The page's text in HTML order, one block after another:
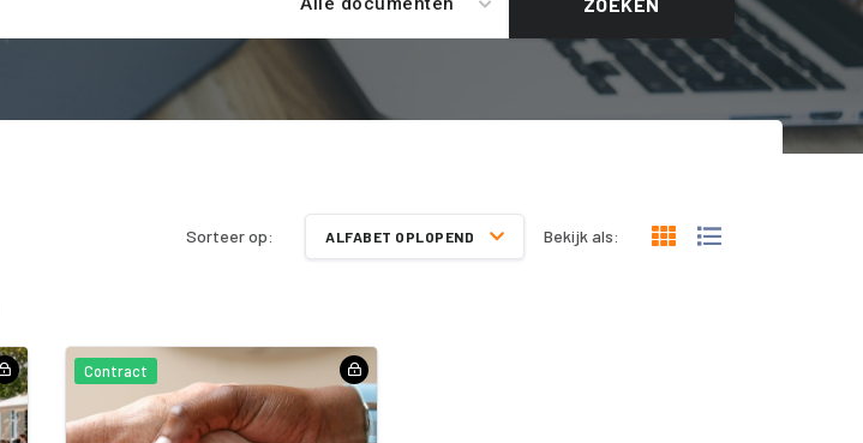
Sorteer op: ALFABET OPLOPEND Bekijk als:
Contract